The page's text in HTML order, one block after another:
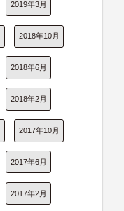
2019年3月
2018年10月
2018年6月
2018年2月
2017年10月
2017年6月
2017年2月